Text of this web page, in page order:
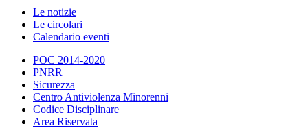
Le notizie
Le circolari
Calendario eventi
POC 2014-2020
PNRR
Sicurezza
Centro Antiviolenza Minorenni
Codice Disciplinare
Area Riservata